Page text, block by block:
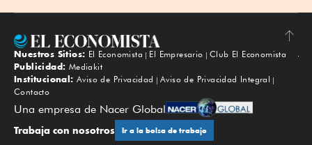
Subir
Nuestros Sitios: El Economista El Empresario
Club El Economista
Publicidad: Mediakit
Institucional: Aviso de Privacidad
Aviso de Privacidad Integral
Contacto
Una empresa de Nacer Global
Trabaja con nosotros Ir a la bolsa de trabajo